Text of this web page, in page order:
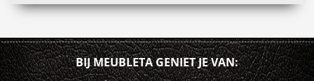
BIJ MEUBLETA GENIET JE VAN: